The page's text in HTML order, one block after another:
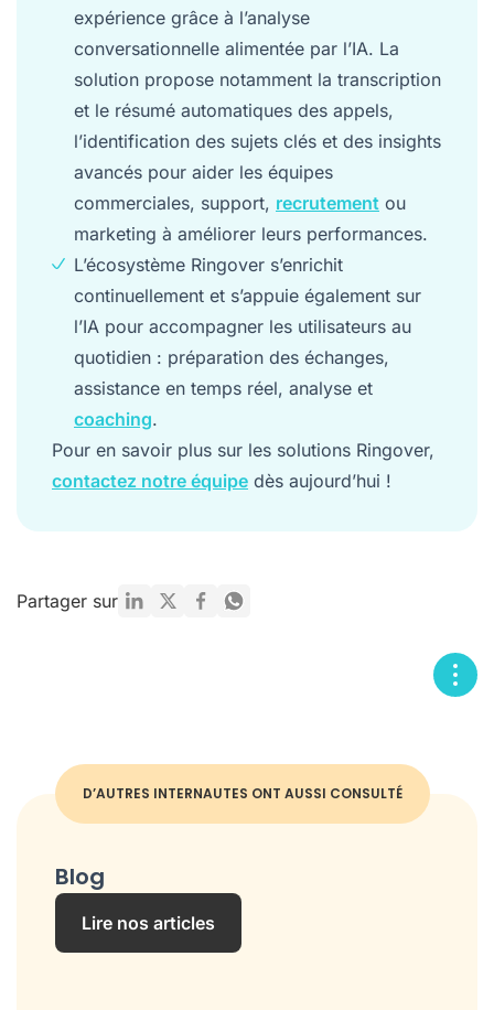
expérience grâce à l’analyse
conversationnelle alimentée par l’IA. La
solution propose notamment la transcription
et le résumé automatiques des appels,
l’identification des sujets clés et des insights
avancés pour aider les équipes
commerciales, support, recrutement ou
marketing à améliorer leurs performances.
L’écosystème Ringover s’enrichit
continuellement et s’appuie également sur
l’IA pour accompagner les utilisateurs au
quotidien : préparation des échanges,
assistance en temps réel, analyse et
coaching.
Pour en savoir plus sur les solutions Ringover,
contactez notre équipe dès aujourd’hui !
Partager sur
D’AUTRES INTERNAUTES ONT AUSSI CONSULTÉ
Blog
Lire nos articles